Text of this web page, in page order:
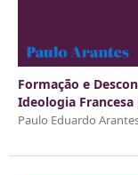
Formação e
Paulo Eduardo